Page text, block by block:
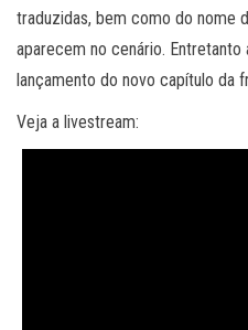
traduzidas, bem como do nome
aparecem no cenário.
lançamento do novo capítulo da
Veja a livestream: